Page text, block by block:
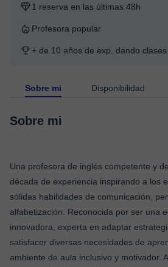
1 reserva en las últimas 48h
Profesora popular
+ de 10 años de exp. dando
Sobre mi Disponibilidad
Sobre mi
Una profesora de inglés competente y
década de experiencia inspirando a los
sólidas habilidades de comunicación,
alfabetización. Reconocida por ser una
innovadora, experta en adaptar
satisfacer diversas necesidades de
ambiente de aula inclusivo y motivador.